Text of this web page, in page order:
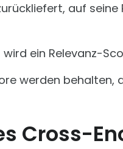
auf seine
ein Relevanz-
werden behalten,
Cross-